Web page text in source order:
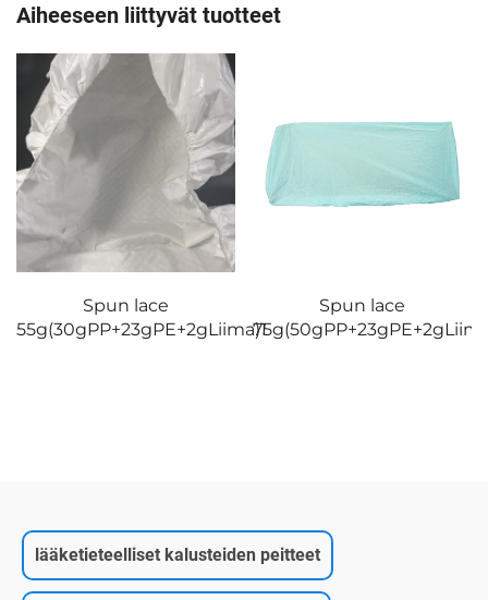
Aiheeseen liittyvät tuotteet
Spun lace
75g(50gPP+23gPE+2gLiima)3
keinotarvikkeet/alapohja
lääketieteelliset kalusteiden peitteet